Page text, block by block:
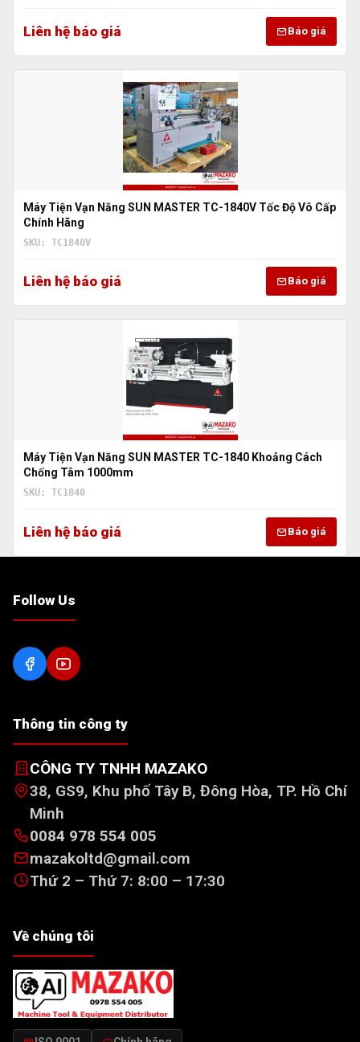
Liên hệ báo giá Báo giá
Máy Tiện Vạn Năng SUN MASTER TC-1840V Tốc Độ Vô Cấp
Chính Hãng
SKU: TC1840V
Liên hệ báo giá Báo giá
Máy Tiện Vạn Năng SUN MASTER TC-1840 Khoảng Cách
Chống Tâm 1000mm
SKU: TC1840
Liên hệ báo giá Báo giá
Follow Us
Thông tin công ty
CÔNG TY TNHH MAZAKO
38, GS9, Khu phố Tây B, Đông Hòa, TP. Hồ Chí
Minh
0084 978 554 005
mazakoltd@gmail.com
Thứ 2 – Thứ 7: 8:00 – 17:30
Về chúng tôi